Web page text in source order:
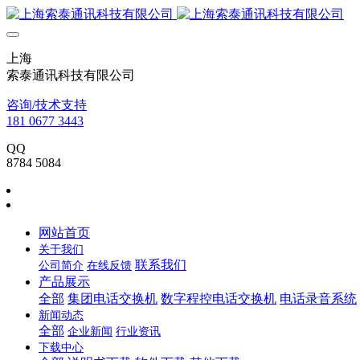
上海
索泰通讯科技有限公司
咨询/技术支持
181 0677 3443
QQ
8784 5084
网站首页
关于我们
公司简介 在线反馈 联系我们
产品展示
全部 集团电话交换机 数字程控电话交换机 电话录音系统
新闻动态
全部 企业新闻 行业资讯
下载中心